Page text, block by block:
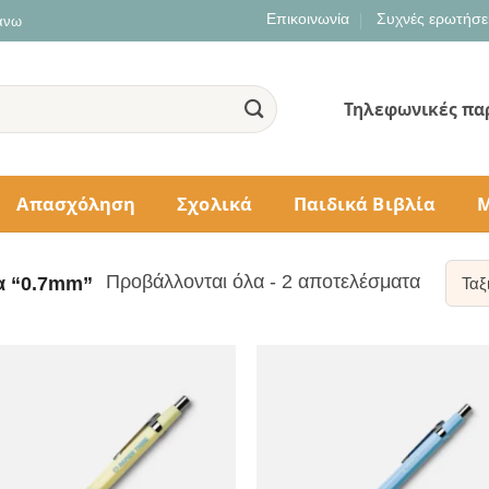
Επικοινωνία Συχνές
Τηλεφωνικές
Απασχόληση Σχολικά Παιδικά Βιβλία
“0.7mm” Προβάλλονται όλα - 2 αποτελέσματαSorted